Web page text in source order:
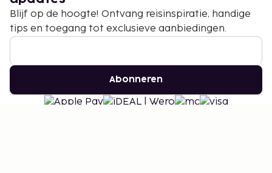
Blijf op de hoogte! Ontvang reisinspiratie, handige
tips en toegang tot exclusieve aanbiedingen.
Abonneren